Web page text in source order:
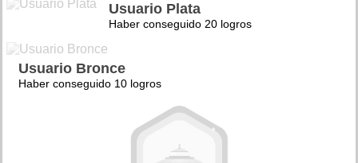
Usuario Plata
Haber conseguido 20 logros
Usuario Bronce
Haber conseguido 10 logros